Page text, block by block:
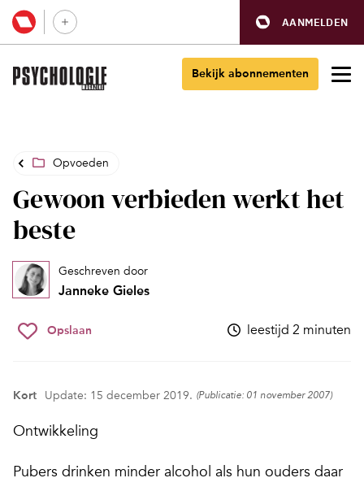
AANMELDEN
Bekijk abonnementen
Opvoeden
Gewoon verbieden werkt het
beste
Geschreven door
Janneke Gieles
Opslaan leestijd 2 minuten
Kort Update: 15 december 2019. (Publicatie: 01 november 2007)
Ontwikkeling
Pubers drinken minder alcohol als hun ouders daar